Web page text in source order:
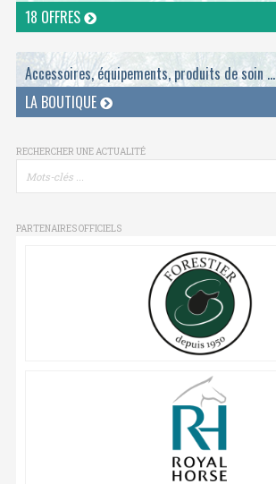
18 OFFRES
Accessoires, équipements, produits de soin ...
LA BOUTIQUE
RECHERCHER UNE ACTUALITÉ
PARTENAIRES OFFICIELS